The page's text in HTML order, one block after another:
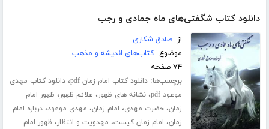
دانلود کتاب شگفتی‌های ماه جمادی و رجب
از:صادق شکاری
موضوع:کتاب‌های اندیشه و مذهب
۷۴ صفحه
برچسب‌ها:دانلود کتاب امام زمان pdf ،دانلود کتاب مهدی
موعود pdf
،نشانه های ظهور، علائم ظهور، ظهور امام
زمان،حضرت مهدی، امام زمان، مهدی موعود،درباره امام
زمان، امام زمان کیست، مهدویت و انتظار، ظهور امام